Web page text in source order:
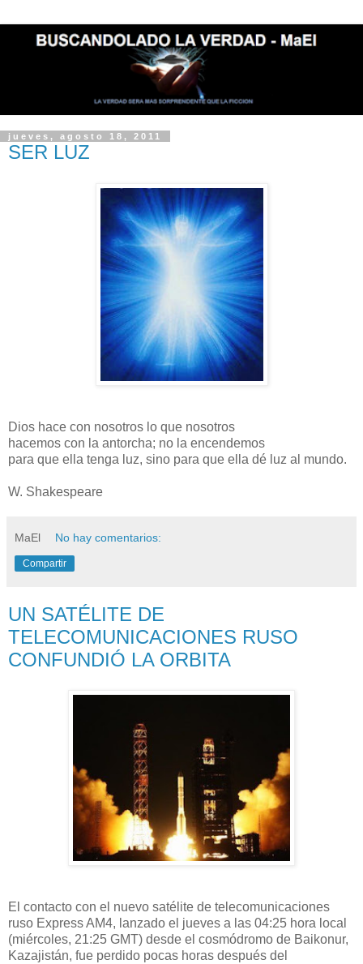
jueves, agosto 18, 2011
SER LUZ
Dios hace con nosotros lo que nosotros
hacemos con la antorcha; no la encendemos
para que ella tenga luz, sino para que ella dé luz al mundo.
W. Shakespeare
MaEl No hay comentarios:
Compartir
UN SATÉLITE DE
TELECOMUNICACIONES RUSO
CONFUNDIÓ LA ORBITA
El contacto con el nuevo satélite de telecomunicaciones
ruso Express AM4, lanzado el jueves a las 04:25 hora local
(miércoles, 21:25 GMT) desde el cosmódromo de Baikonur,
Kazajistán, fue perdido pocas horas después del